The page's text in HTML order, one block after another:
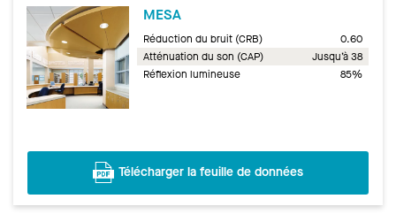
MESA
Réduction du bruit (CRB)
0.60
Atténuation du son (CAP)
Jusqu’à 38
Réflexion lumineuse
85%
Télécharger la feuille de données